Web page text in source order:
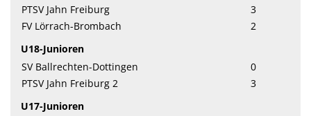
PTSV Jahn Freiburg
3
FV Lörrach-Brombach
2
U18-Junioren
SV Ballrechten-Dottingen
0
PTSV Jahn Freiburg 2
3
U17-Junioren